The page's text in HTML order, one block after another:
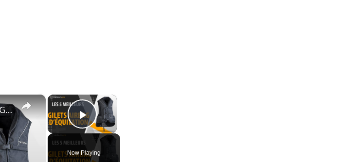
×
Play Video
Now Playing
×
⭐️ MEILLEUR GILET AIRBAG D'EQUITATION - Avis & Guide d'achat (Comparatif 2021)